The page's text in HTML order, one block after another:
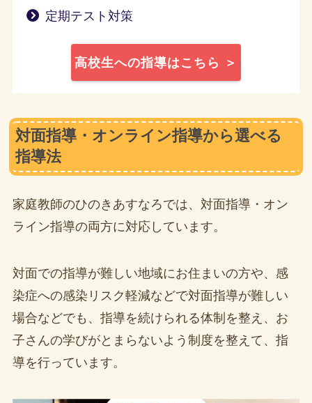
定期テスト対策
高校生への指導はこちら ＞
対面指導・オンライン指導から選べる
指導法
家庭教師のひのきあすなろでは、対面指導・オン
ライン指導の両方に対応しています。
対面での指導が難しい地域にお住まいの方や、感
染症への感染リスク軽減などで対面指導が難しい
場合などでも、指導を続けられる体制を整え、お
子さんの学びがとまらないよう制度を整えて、指
導を行っています。